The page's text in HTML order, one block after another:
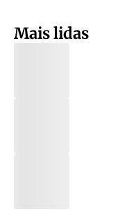
Mais lidas